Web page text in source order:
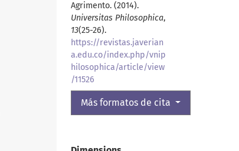
Agrimento. (2014).
Universitas Philosophica,
13(25-26).
https://revistas.javerian
a.edu.co/index.php/vnip
hilosophica/article/view
/11526
Más formatos de cita